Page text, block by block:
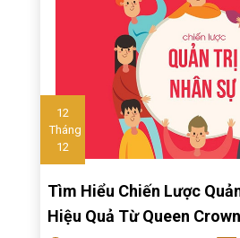
12
Tháng
12
Tìm Hiểu Chiến Lược
Hiệu Quả Từ Queen Crown